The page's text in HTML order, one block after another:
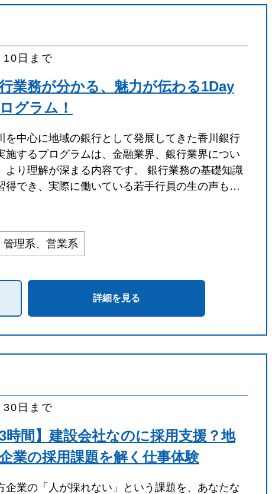
日まで
業務が分かる、魅力が伝わる1Day
グラム！
を中心に地域の銀行として発展してきた香川銀行
施するプログラムは、金融業界、銀行業界につい
より理解が深まる内容です。 銀行業務の基礎知識
得でき、実際に働いている若手行員の生の声も…
理系、営業系
詳細を見る
日まで
3時間】建設会社なのに採用支援？地
業の採用課題を解く仕事体験
企業の「人が採れない」という課題を、あなたな